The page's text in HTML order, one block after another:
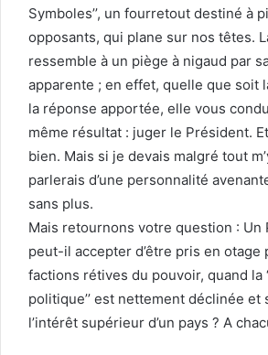
Symboles’’, un fourretout destiné à
opposants, qui plane sur nos têtes.
ressemble à un piège à nigaud par
apparente ; en effet, quelle que soit
la réponse apportée, elle vous
même résultat : juger le Président.
bien. Mais si je devais malgré tout
parlerais d’une personnalité
sans plus.
Mais retournons votre question :
peut-il accepter d’être pris en otage
factions rétives du pouvoir, quand la
politique’’ est nettement déclinée et
l’intérêt supérieur d’un pays ? A